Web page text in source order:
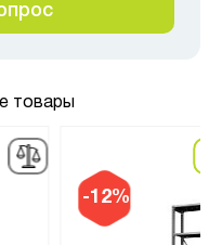
товары
-12%